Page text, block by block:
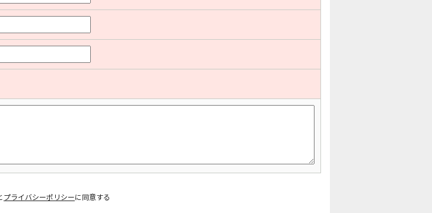
プライバシーポリシーに同意する